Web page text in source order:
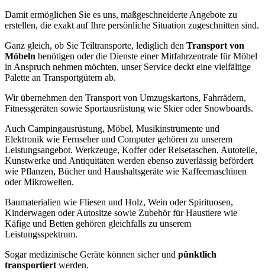
Damit ermöglichen Sie es uns, maßgeschneiderte Angebote zu
erstellen, die exakt auf Ihre persönliche Situation zugeschnitten sind.
Ganz gleich, ob Sie Teiltransporte, lediglich den Transport von
Möbeln benötigen oder die Dienste einer Mitfahrzentrale für Möbel
in Anspruch nehmen möchten, unser Service deckt eine vielfältige
Palette an Transportgütern ab.
Wir übernehmen den Transport von Umzugskartons, Fahrrädern,
Fitnessgeräten sowie Sportausrüstung wie Skier oder Snowboards.
Auch Campingausrüstung, Möbel, Musikinstrumente und
Elektronik wie Fernseher und Computer gehören zu unserem
Leistungsangebot. Werkzeuge, Koffer oder Reisetaschen, Autoteile,
Kunstwerke und Antiquitäten werden ebenso zuverlässig befördert
wie Pflanzen, Bücher und Haushaltsgeräte wie Kaffeemaschinen
oder Mikrowellen.
Baumaterialien wie Fliesen und Holz, Wein oder Spirituosen,
Kinderwagen oder Autositze sowie Zubehör für Haustiere wie
Käfige und Betten gehören gleichfalls zu unserem
Leistungsspektrum.
Sogar medizinische Geräte können sicher und pünktlich
transportiert werden.